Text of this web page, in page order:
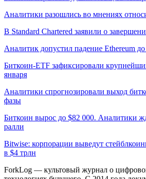
Аналитики разошлись во мнениях
В Standard Chartered заявили о
Аналитик допустил падение Ethereum
Биткоин-ETF зафиксировали
января
Аналитики спрогнозировали выход
фазы
Биткоин вырос до $82 000. Аналитики
ралли
Bitwise: корпорации выведут
в $4 трлн
ForkLog — культовый журнал о